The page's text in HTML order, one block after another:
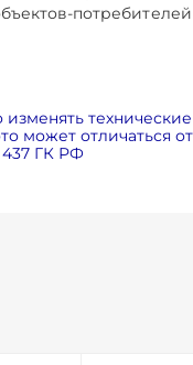
может отличаться
ГК РФ